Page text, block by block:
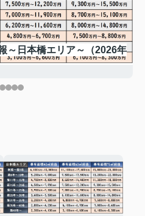
～日本橋エリア～（2026年